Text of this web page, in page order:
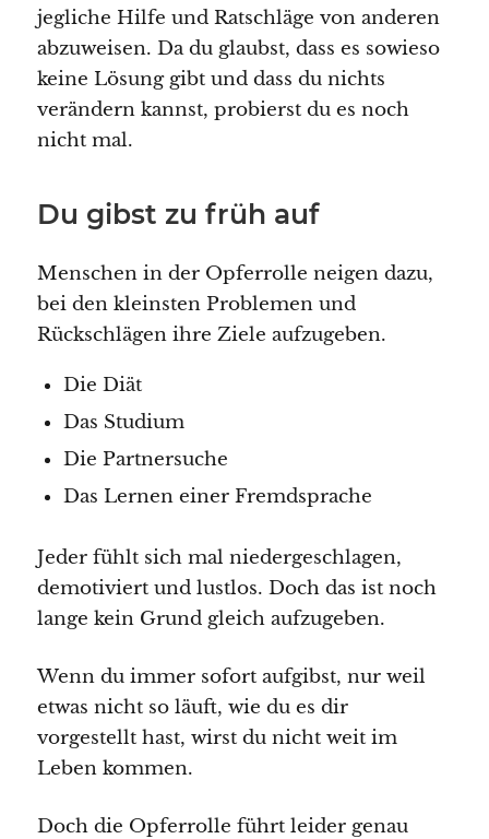
jegliche Hilfe und Ratschläge von anderen
abzuweisen. Da du glaubst, dass es sowieso
keine Lösung gibt und dass du nichts
verändern kannst, probierst du es noch
nicht mal.
Du gibst zu früh auf
Menschen in der Opferrolle neigen dazu,
bei den kleinsten Problemen und
Rückschlägen ihre Ziele aufzugeben.
Die Diät
Das Studium
Die Partnersuche
Das Lernen einer Fremdsprache
Jeder fühlt sich mal niedergeschlagen,
demotiviert und lustlos. Doch das ist noch
lange kein Grund gleich aufzugeben.
Wenn du immer sofort aufgibst, nur weil
etwas nicht so läuft, wie du es dir
vorgestellt hast, wirst du nicht weit im
Leben kommen.
Doch die Opferrolle führt leider genau